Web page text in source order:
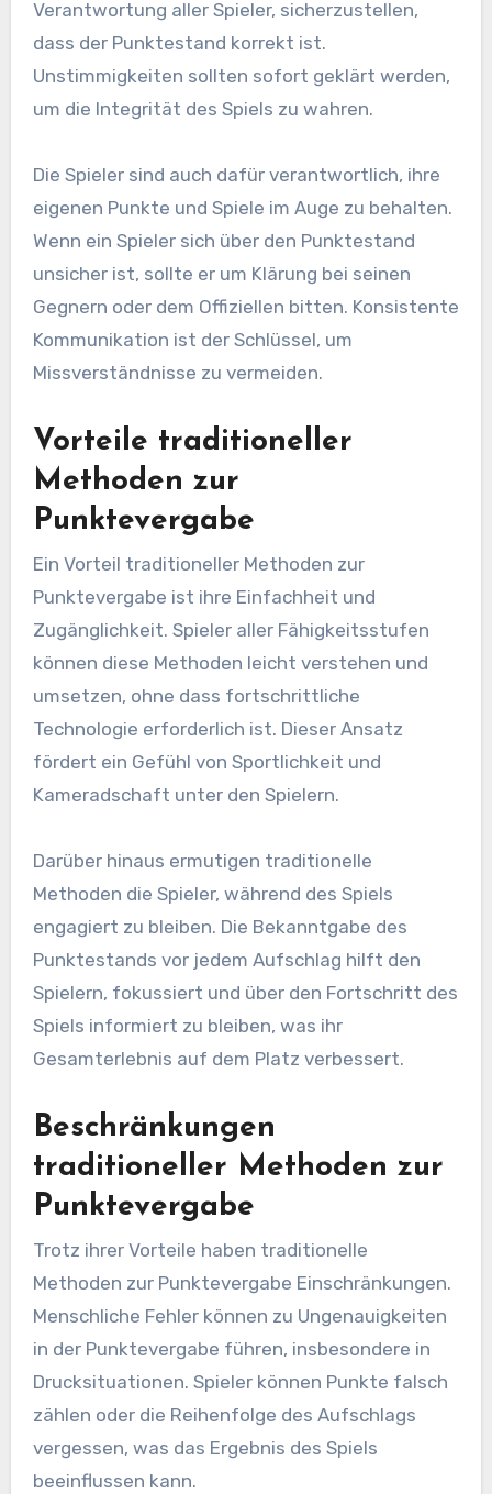
Verantwortung aller Spieler, sicherzustellen,
dass der Punktestand korrekt ist.
Unstimmigkeiten sollten sofort geklärt werden,
um die Integrität des Spiels zu wahren.
Die Spieler sind auch dafür verantwortlich, ihre
eigenen Punkte und Spiele im Auge zu behalten.
Wenn ein Spieler sich über den Punktestand
unsicher ist, sollte er um Klärung bei seinen
Gegnern oder dem Offiziellen bitten. Konsistente
Kommunikation ist der Schlüssel, um
Missverständnisse zu vermeiden.
Vorteile traditioneller
Methoden zur
Punktevergabe
Ein Vorteil traditioneller Methoden zur
Punktevergabe ist ihre Einfachheit und
Zugänglichkeit. Spieler aller Fähigkeitsstufen
können diese Methoden leicht verstehen und
umsetzen, ohne dass fortschrittliche
Technologie erforderlich ist. Dieser Ansatz
fördert ein Gefühl von Sportlichkeit und
Kameradschaft unter den Spielern.
Darüber hinaus ermutigen traditionelle
Methoden die Spieler, während des Spiels
engagiert zu bleiben. Die Bekanntgabe des
Punktestands vor jedem Aufschlag hilft den
Spielern, fokussiert und über den Fortschritt des
Spiels informiert zu bleiben, was ihr
Gesamterlebnis auf dem Platz verbessert.
Beschränkungen
traditioneller Methoden zur
Punktevergabe
Trotz ihrer Vorteile haben traditionelle
Methoden zur Punktevergabe Einschränkungen.
Menschliche Fehler können zu Ungenauigkeiten
in der Punktevergabe führen, insbesondere in
Drucksituationen. Spieler können Punkte falsch
zählen oder die Reihenfolge des Aufschlags
vergessen, was das Ergebnis des Spiels
beeinflussen kann.